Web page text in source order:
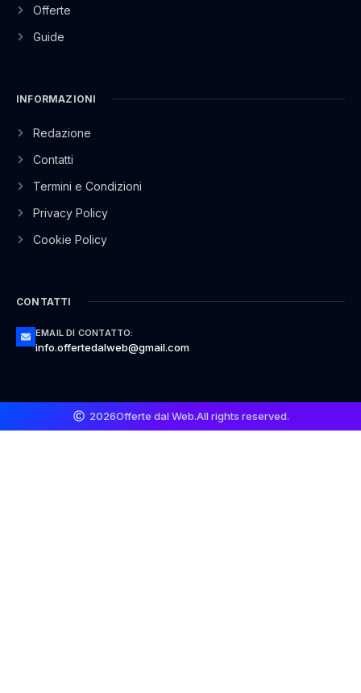
Offerte
Guide
INFORMAZIONI
Redazione
Contatti
Termini e Condizioni
Privacy Policy
Cookie Policy
CONTATTI
EMAIL DI CONTATTO:
info.offertedalweb@gmail.com
2026Offerte dal Web.All rights reserved.